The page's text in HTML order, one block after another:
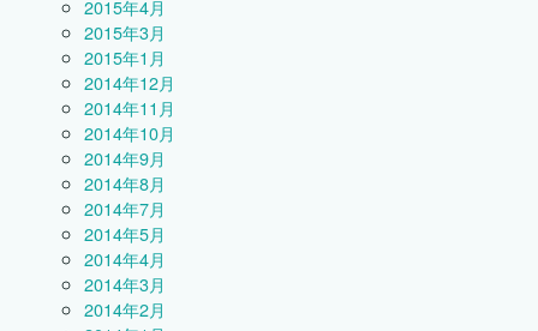
2015年4月
2015年3月
2015年1月
2014年12月
2014年11月
2014年10月
2014年9月
2014年8月
2014年7月
2014年5月
2014年4月
2014年3月
2014年2月